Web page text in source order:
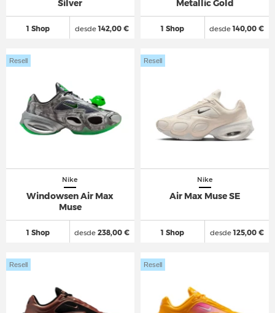
Silver
1 Shop desde142,00 €
Metallic Gold
1 Shop desde140,00 €
Nike
Windowsen Air Max
Muse
1 Shop
Resell
desde 238,00 €
Nike
Air Max Muse SE
1 Shop
Resell
desde125,00 €
Resell Resell